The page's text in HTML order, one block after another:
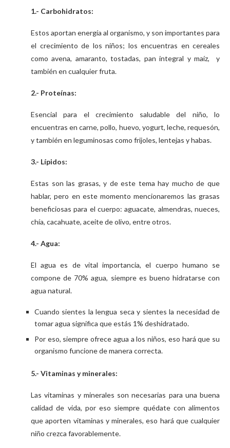
1.- Carbohidratos:
Estos aportan energía al organismo, y son importantes para
el crecimiento de los niños; los encuentras en cereales
como avena, amaranto, tostadas, pan integral y maíz, y
también en cualquier fruta.
2.- Proteínas:
Esencial para el crecimiento saludable del niño, lo
encuentras en carne, pollo, huevo, yogurt, leche, requesón,
y también en leguminosas como frijoles, lentejas y habas.
3.- Lípidos:
Estas son las grasas, y de este tema hay mucho de que
hablar, pero en este momento mencionaremos las grasas
beneficiosas para el cuerpo: aguacate, almendras, nueces,
chía, cacahuate, aceite de olivo, entre otros.
4.- Agua:
El agua es de vital importancia, el cuerpo humano se
compone de 70% agua, siempre es bueno hidratarse con
agua natural.
Cuando sientes la lengua seca y sientes la necesidad de
tomar agua significa que estás 1% deshidratado.
Por eso, siempre ofrece agua a los niños, eso hará que su
organismo funcione de manera correcta.
5.- Vitaminas y minerales:
Las vitaminas y minerales son necesarias para una buena
calidad de vida, por eso siempre quédate con alimentos
que aporten vitaminas y minerales, eso hará que cualquier
niño crezca favorablemente.